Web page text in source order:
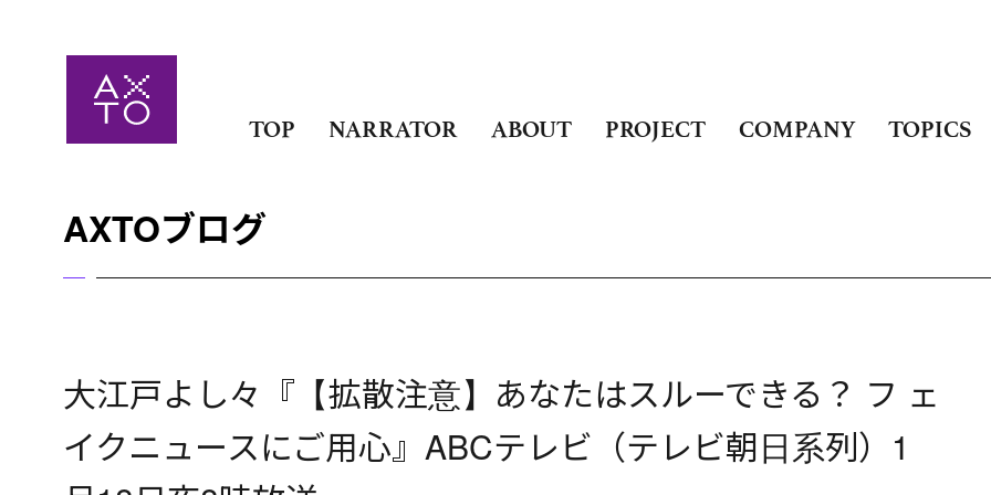
TOP NARRATOR ABOUT PROJECT COMPANY TOPICS
AXTOブログ
大江戸よし々『【拡散注意】あなたはスルーできる？ フ ェ
イクニュースにご用心』ABCテレビ（テレビ朝日系列）1